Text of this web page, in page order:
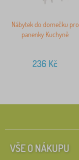
Nábytek do domečku pro
panenky Kuchyně
236 Kč
VŠE O NÁKUPU